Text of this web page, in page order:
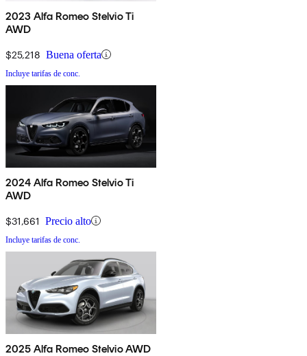
2023 Alfa Romeo Stelvio Ti
AWD
$25,218 Buena oferta
Incluye tarifas de conc.
2024 Alfa Romeo Stelvio Ti
AWD
$31,661 Precio alto
Incluye tarifas de conc.
2025 Alfa Romeo Stelvio AWD